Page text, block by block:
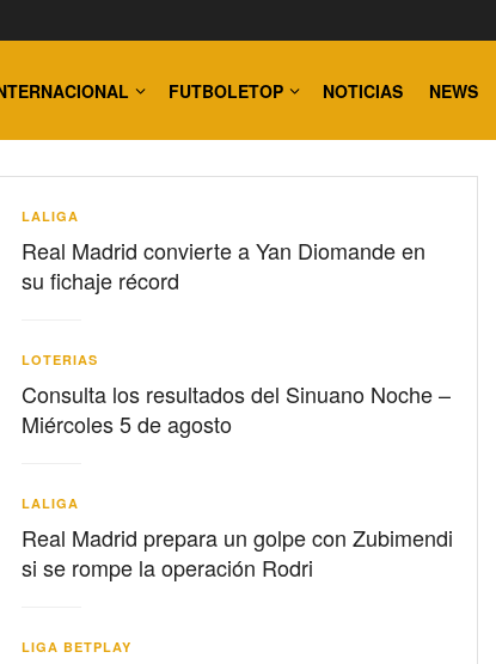
FUTBOLETOP NOTICIAS NEWS
LALIGA
Real Madrid convierte a Yan Diomande en
su fichaje récord
LOTERIAS
Consulta los resultados del Sinuano Noche –
Miércoles 5 de agosto
LALIGA
Real Madrid prepara un golpe con Zubimendi
si se rompe la operación Rodri
LIGA BETPLAY